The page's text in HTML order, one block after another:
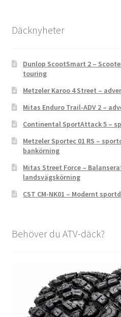
Däcknyheter
Dunlop ScootSmart 2 –
touring
Metzeler Karoo 4 Street –
Mitas Enduro Trail-ADV 2 –
Continental SportAttack 5 –
Metzeler Sportec 01 RS –
bankörning
Mitas Street Force –
landsvägskörning
CST CM-NK01 – Modernt
Behöver du ATV-däck?